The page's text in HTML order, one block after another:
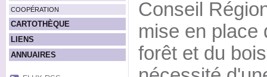
COOPÉRATION
CARTOTHÈQUE
LIENS
ANNUAIRES
Conseil
mise en place
forêt et du